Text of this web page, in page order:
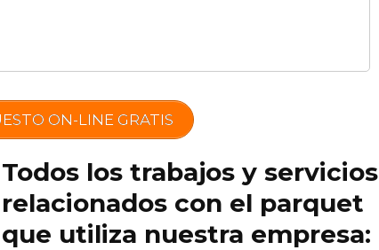
ON-LINE GRATIS
Todos los trabajos y servicios
relacionados con el parquet
que utiliza nuestra empresa: